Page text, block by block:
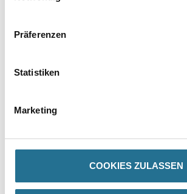
Präferenzen
Statistiken
Marketing
COOKIES ZULASSEN
- Werkzeugtasche am Leiternkopf